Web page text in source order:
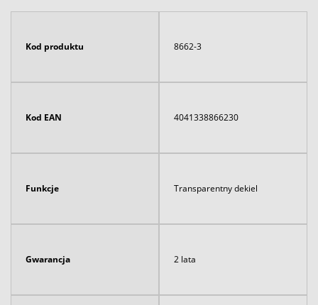
Kod produktu 8662-3
Kod EAN 4041338866230
Funkcje Transparentny dekiel
Gwarancja 2 lata